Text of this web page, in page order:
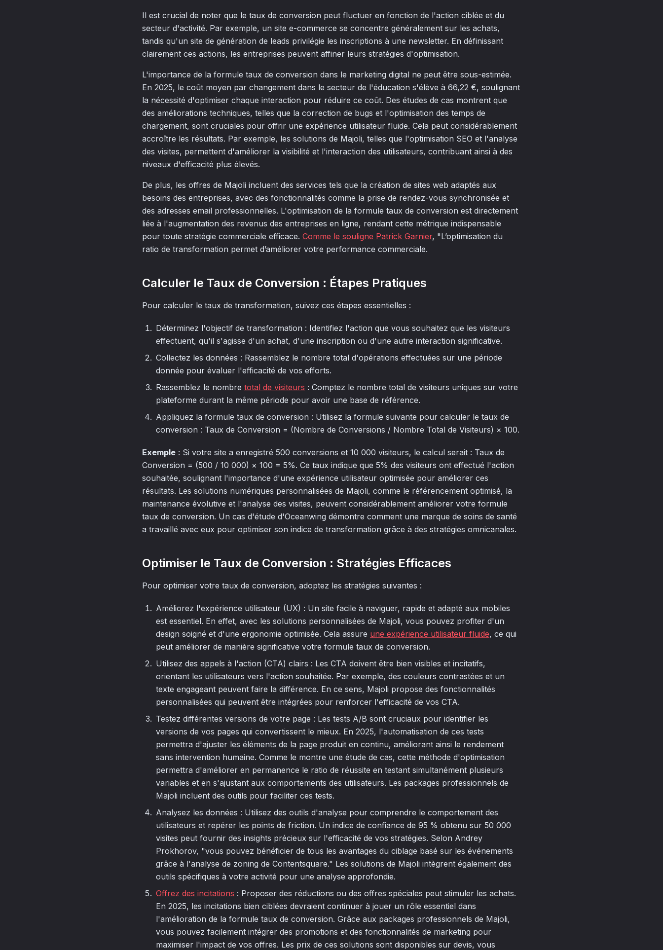
Il est crucial de noter que le taux de conversion peut fluctuer en fonction de l'action ciblée et du
secteur d'activité. Par exemple, un site e-commerce se concentre généralement sur les achats,
tandis qu'un site de génération de leads privilégie les inscriptions à une newsletter. En définissant
clairement ces actions, les entreprises peuvent affiner leurs stratégies d'optimisation.
L'importance de la formule taux de conversion dans le marketing digital ne peut être sous-estimée.
En 2025, le coût moyen par changement dans le secteur de l'éducation s'élève à 66,22 €, soulignant
la nécessité d'optimiser chaque interaction pour réduire ce coût. Des études de cas montrent que
des améliorations techniques, telles que la correction de bugs et l'optimisation des temps de
chargement, sont cruciales pour offrir une expérience utilisateur fluide. Cela peut considérablement
accroître les résultats. Par exemple, les solutions de Majoli, telles que l'optimisation SEO et l'analyse
des visites, permettent d'améliorer la visibilité et l'interaction des utilisateurs, contribuant ainsi à des
niveaux d'efficacité plus élevés.
De plus, les offres de Majoli incluent des services tels que la création de sites web adaptés aux
besoins des entreprises, avec des fonctionnalités comme la prise de rendez-vous synchronisée et
des adresses email professionnelles. L'optimisation de la formule taux de conversion est directement
liée à l'augmentation des revenus des entreprises en ligne, rendant cette métrique indispensable
pour toute stratégie commerciale efficace. Comme le souligne Patrick Garnier, "L’optimisation du
ratio de transformation permet d’améliorer votre performance commerciale.
Calculer le Taux de Conversion : Étapes Pratiques
Pour calculer le taux de transformation, suivez ces étapes essentielles :
Déterminez l'objectif de transformation : Identifiez l'action que vous souhaitez que les visiteurs
effectuent, qu'il s'agisse d'un achat, d'une inscription ou d'une autre interaction significative.
Collectez les données : Rassemblez le nombre total d'opérations effectuées sur une période
donnée pour évaluer l'efficacité de vos efforts.
Rassemblez le nombre total de visiteurs : Comptez le nombre total de visiteurs uniques sur votre
plateforme durant la même période pour avoir une base de référence.
Appliquez la formule taux de conversion : Utilisez la formule suivante pour calculer le taux de
conversion : Taux de Conversion = (Nombre de Conversions / Nombre Total de Visiteurs) × 100.
Exemple : Si votre site a enregistré 500 conversions et 10 000 visiteurs, le calcul serait : Taux de
Conversion = (500 / 10 000) × 100 = 5%. Ce taux indique que 5% des visiteurs ont effectué l'action
souhaitée, soulignant l'importance d'une expérience utilisateur optimisée pour améliorer ces
résultats. Les solutions numériques personnalisées de Majoli, comme le référencement optimisé, la
maintenance évolutive et l'analyse des visites, peuvent considérablement améliorer votre formule
taux de conversion. Un cas d'étude d'Oceanwing démontre comment une marque de soins de santé
a travaillé avec eux pour optimiser son indice de transformation grâce à des stratégies omnicanales.
Optimiser le Taux de Conversion : Stratégies Efficaces
Pour optimiser votre taux de conversion, adoptez les stratégies suivantes :
Améliorez l'expérience utilisateur (UX) : Un site facile à naviguer, rapide et adapté aux mobiles
est essentiel. En effet, avec les solutions personnalisées de Majoli, vous pouvez profiter d'un
design soigné et d'une ergonomie optimisée. Cela assure une expérience utilisateur fluide, ce qui
peut améliorer de manière significative votre formule taux de conversion.
Utilisez des appels à l'action (CTA) clairs : Les CTA doivent être bien visibles et incitatifs,
orientant les utilisateurs vers l'action souhaitée. Par exemple, des couleurs contrastées et un
texte engageant peuvent faire la différence. En ce sens, Majoli propose des fonctionnalités
personnalisées qui peuvent être intégrées pour renforcer l'efficacité de vos CTA.
Testez différentes versions de votre page : Les tests A/B sont cruciaux pour identifier les
versions de vos pages qui convertissent le mieux. En 2025, l'automatisation de ces tests
permettra d'ajuster les éléments de la page produit en continu, améliorant ainsi le rendement
sans intervention humaine. Comme le montre une étude de cas, cette méthode d'optimisation
permettra d'améliorer en permanence le ratio de réussite en testant simultanément plusieurs
variables et en s'ajustant aux comportements des utilisateurs. Les packages professionnels de
Majoli incluent des outils pour faciliter ces tests.
Analysez les données : Utilisez des outils d'analyse pour comprendre le comportement des
utilisateurs et repérer les points de friction. Un indice de confiance de 95 % obtenu sur 50 000
visites peut fournir des insights précieux sur l'efficacité de vos stratégies. Selon Andrey
Prokhorov, "vous pouvez bénéficier de tous les avantages du ciblage basé sur les événements
grâce à l'analyse de zoning de Contentsquare." Les solutions de Majoli intègrent également des
outils spécifiques à votre activité pour une analyse approfondie.
Offrez des incitations : Proposer des réductions ou des offres spéciales peut stimuler les achats.
En 2025, les incitations bien ciblées devraient continuer à jouer un rôle essentiel dans
l'amélioration de la formule taux de conversion. Grâce aux packages professionnels de Majoli,
vous pouvez facilement intégrer des promotions et des fonctionnalités de marketing pour
maximiser l'impact de vos offres. Les prix de ces solutions sont disponibles sur devis, vous